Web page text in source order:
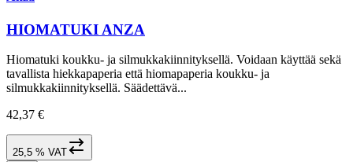
HIOMATUKI ANZA
Hiomatuki koukku- ja silmukkakiinnityksellä. Voidaan käyttää sekä
tavallista hiekkapaperia että hiomapaperia koukku- ja
silmukkakiinnityksellä. Säädettävä...
42,37 €
25,5 % VAT